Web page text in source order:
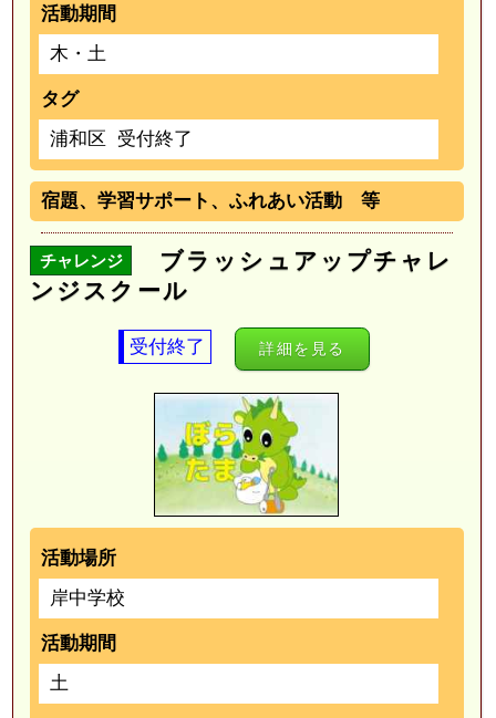
活動期間
木・土
タグ
浦和区
受付終了
宿題、学習サポート、ふれあい活動 等
チャレンジ
ブラッシュアップチャレ
ンジスクール
受付終了 詳細を見る
活動場所
岸中学校
活動期間
土